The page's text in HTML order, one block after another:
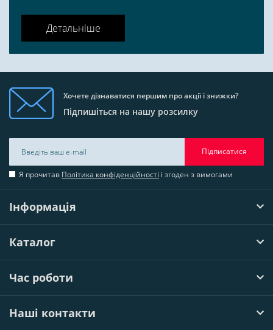
Детальніше
Хочете дізнаватися першим про акції і знижки?
Підпишіться на нашу розсилку
Підписатися
Я прочитав Політика конфіденційності і згоден з вимогами
Інформація
Каталог
Час роботи
Наші контакти